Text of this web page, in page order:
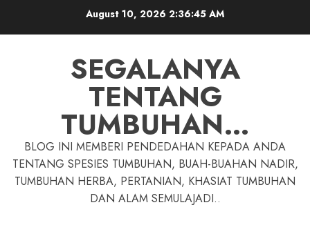
August 10, 2026 2:36:46 AM
SEGALANYA
TENTANG
TUMBUHAN…
BLOG INI MEMBERI PENDEDAHAN KEPADA ANDA
TENTANG SPESIES TUMBUHAN, BUAH-BUAHAN NADIR,
TUMBUHAN HERBA, PERTANIAN, KHASIAT TUMBUHAN
DAN ALAM SEMULAJADI..